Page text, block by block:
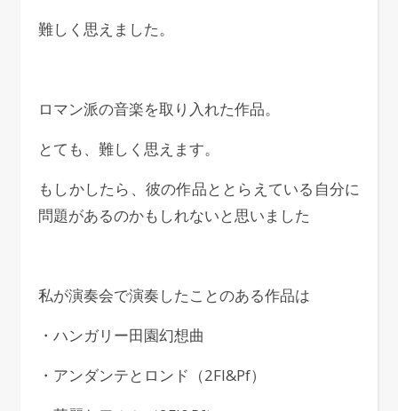
難しく思えました。
ロマン派の音楽を取り入れた作品。
とても、難しく思えます。
もしかしたら、彼の作品ととらえている自分に
問題があるのかもしれないと思いました
私が演奏会で演奏したことのある作品は
・ハンガリー田園幻想曲
・アンダンテとロンド（2Fl&Pf）